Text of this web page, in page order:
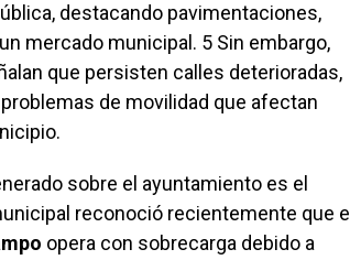
destacando pavimentaciones,
mercado municipal. 5 Sin embargo,
que persisten calles deterioradas,
de movilidad que afectan
sobre el ayuntamiento es el
reconoció recientemente que el
opera con sobrecarga debido a